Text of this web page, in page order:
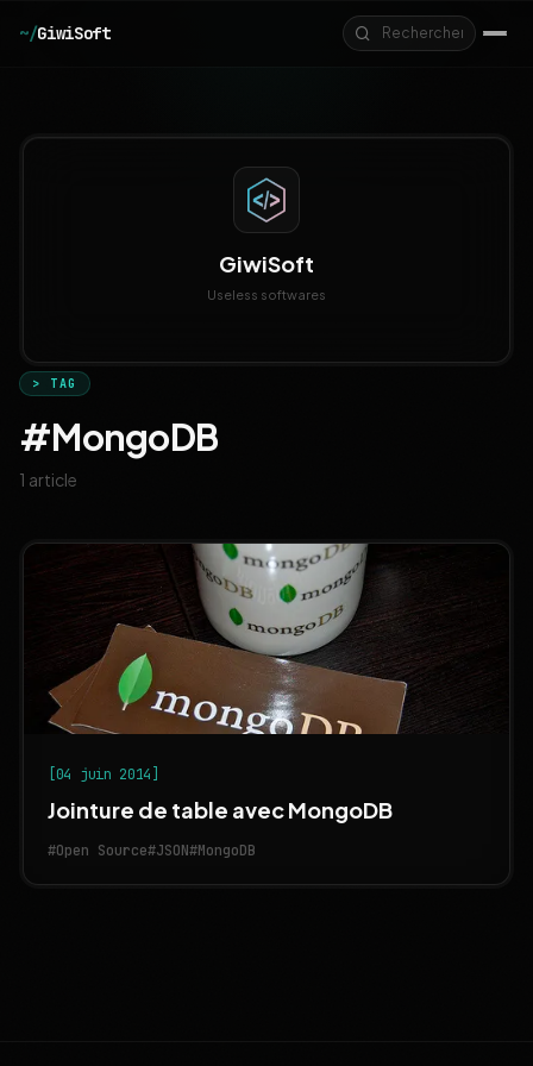
~/GiwiSoft
GiwiSoft
Useless softwares
> TAG
#MongoDB
1 article
[04 juin 2014]
Jointure de table avec MongoDB
#Open Source#JSON#MongoDB